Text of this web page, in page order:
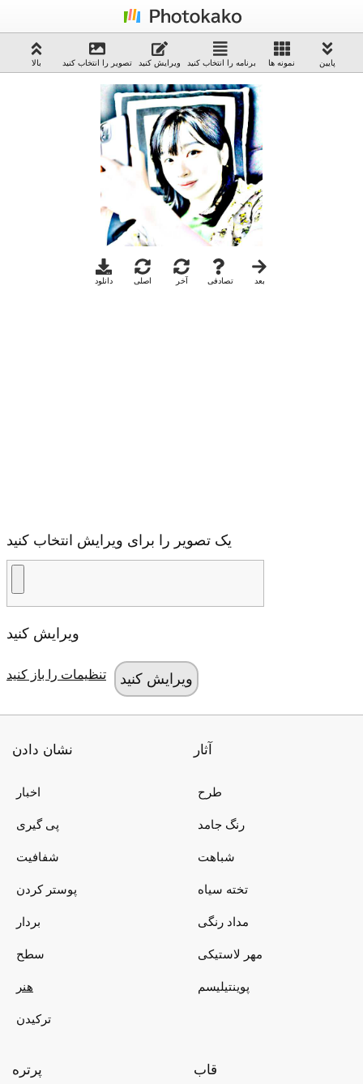
بالا تصویر را انتخاب کنید ویرایش کنید برنامه را انتخاب کنید نمونه ها پایین
دانلود اصلی آخر تصادفی بعد
یک تصویر را برای ویرایش انتخاب کنید
ویرایش کنید
تنظیمات را باز کنید
نشان دادن
اخبار
پی گیری
شفافیت
پوستر کردن
بردار
سطح
هنر
ترکیدن
آثار
طرح
رنگ جامد
شباهت
تخته سیاه
مداد رنگی
مهر لاستیکی
پوینتیلیسم
پرتره قاب